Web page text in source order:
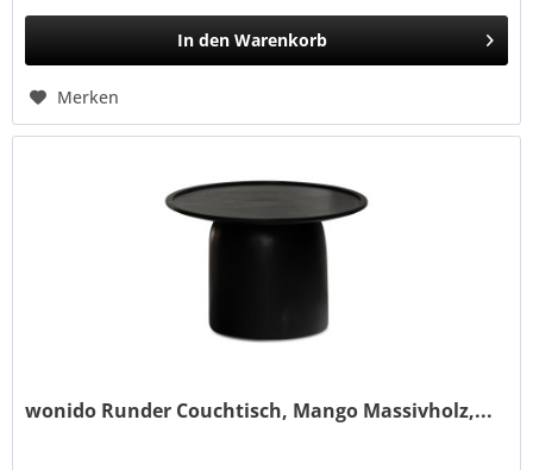
In den Warenkorb
Merken
wonido Runder Couchtisch, Mango Massivholz,...